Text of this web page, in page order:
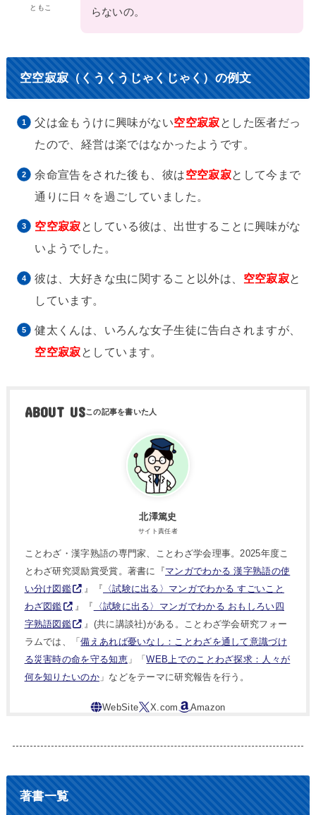
ともこ
らないの。
空空寂寂（くうくうじゃくじゃく）の例文
父は金もうけに興味がない空空寂寂とした医者だっ
たので、経営は楽ではなかったようです。
余命宣告をされた後も、彼は空空寂寂として今まで
通りに日々を過ごしていました。
空空寂寂としている彼は、出世することに興味がな
いようでした。
彼は、大好きな虫に関すること以外は、 空空寂寂と
しています。
健太くんは、いろんな女子生徒に告白されますが、
空空寂寂としています。
ABOUT US
北澤篤史
サイト責任者
ことわざ・漢字熟語の専門家、ことわざ学会理事。2025年度こ
とわざ研究奨励賞受賞。著書に『マンガでわかる 漢字熟語の使
い分け図鑑
』『 〈試験に出る〉マンガでわかる すごいこと
わざ図鑑
』『
〈試験に出る〉マンガでわかる おもしろい四
字熟語図鑑
』(共に講談社)がある。ことわざ学会研究フォー
ラムでは、「備えあれば憂いなし：ことわざを通して意識づけ
る災害時の命を守る知恵」「WEB上でのことわざ探求：人々が
何を知りたいのか」などをテーマに研究報告を行う。
著書一覧